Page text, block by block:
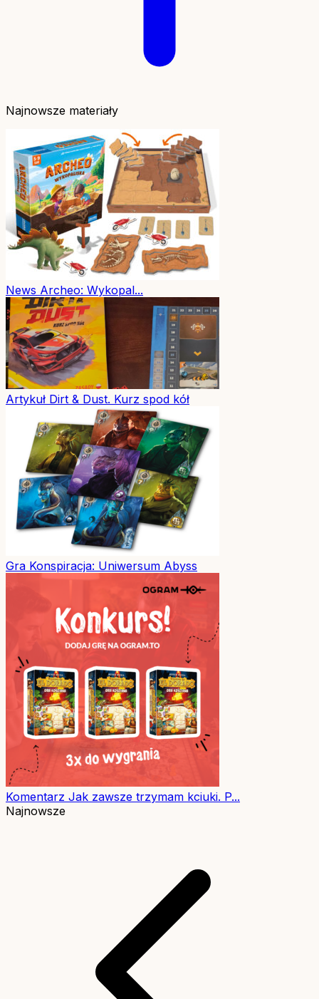
Najnowsze materiały
News Archeo: Wykopal...
Artykuł Dirt & Dust. Kurz spod kół
Gra Konspiracja: Uniwersum Abyss
Komentarz Jak zawsze trzymam kciuki. P...
Najnowsze